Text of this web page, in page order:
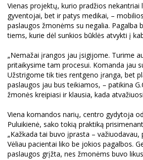
Vienas projektų, kurio pradžios nekantriai
gyventojai, bet ir patys medikai, –
paslaugos žmonėms su negalia. Pagalba
tiems, kurie dėl sunkios būklės atvykti į
„Nemažai įrangos jau įsigijome. Turime
pritaikysime tam procesui. Komanda jau
Užstrigome tik ties rentgeno įranga, bet
paslaugos jau bus teikiamos, – patikina
žmonės kreipiasi ir klausia, kada
Viena komandos narių, centro gydytoja
Puluikienė, sako tokią praktiką
„Kažkada tai buvo įprasta – važiuodavau,
Vėliau pacientai liko be jokios pagalbos.
paslaugos grįžta, nes žmonėms buvo